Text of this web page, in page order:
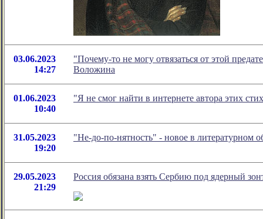
03.06.2023
14:27
"Почему-то не могу отвязаться от этой
Воложина
01.06.2023
10:40
"Я не смог найти в интернете автора этих
31.05.2023
19:20
"Не-до-по-нятность" - новое в литературном
29.05.2023
21:29
Россия обязана взять Сербию под ядерный